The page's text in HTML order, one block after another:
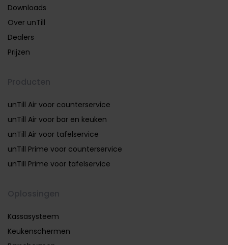
Downloads
Over unTill
Dealers
Prijzen
unTill Air voor counterservice
unTill Air voor bar en keuken
unTill Air voor tafelservice
unTill Prime voor counterservice
unTill Prime voor tafelservice
Kassasysteem
Keukenschermen